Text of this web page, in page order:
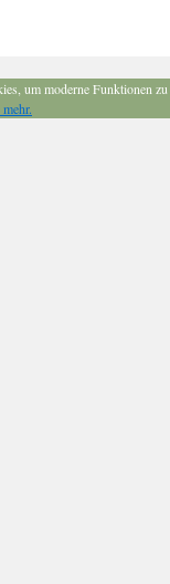
um moderne Funktionen